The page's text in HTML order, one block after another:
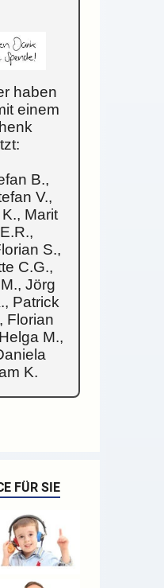
haben
einem
B.,
V.,
Marit
S.,
C.G.,
Jörg
Patrick
Florian
M.,
K.
FÜR SIE